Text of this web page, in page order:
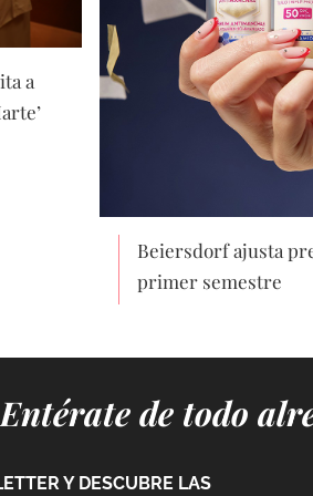
a
Beiersdorf ajusta
primer semestre
Entérate de todo
Y DESCUBRE LAS